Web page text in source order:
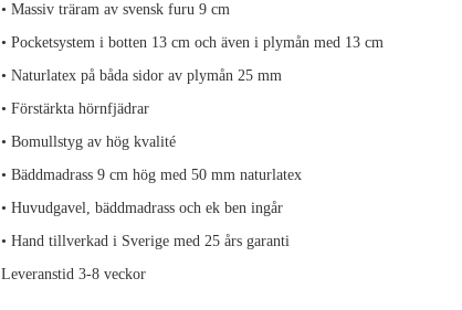
• Massiv träram av svensk furu 9 cm
• Pocketsystem i botten 13 cm och även i plymån med 13 cm
• Naturlatex på båda sidor av plymån 25 mm
• Förstärkta hörnfjädrar
• Bomullstyg av hög kvalité
• Bäddmadrass 9 cm hög med 50 mm naturlatex
• Huvudgavel, bäddmadrass och ek ben ingår
• Hand tillverkad i Sverige med 25 års garanti
Leveranstid 3-8 veckor